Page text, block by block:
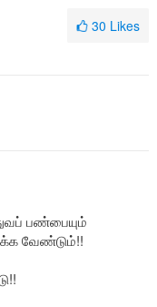
30 Likes
பண்பையும்
வேண்டும்!!